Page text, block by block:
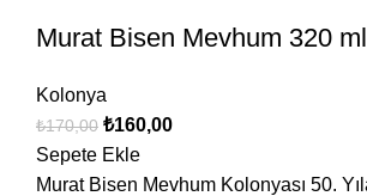
Murat Bisen Mevhum 320
Kolonya
₺170,00 ₺160,00
Sepete Ekle
Murat Bisen Mevhum Kolonyası 50.